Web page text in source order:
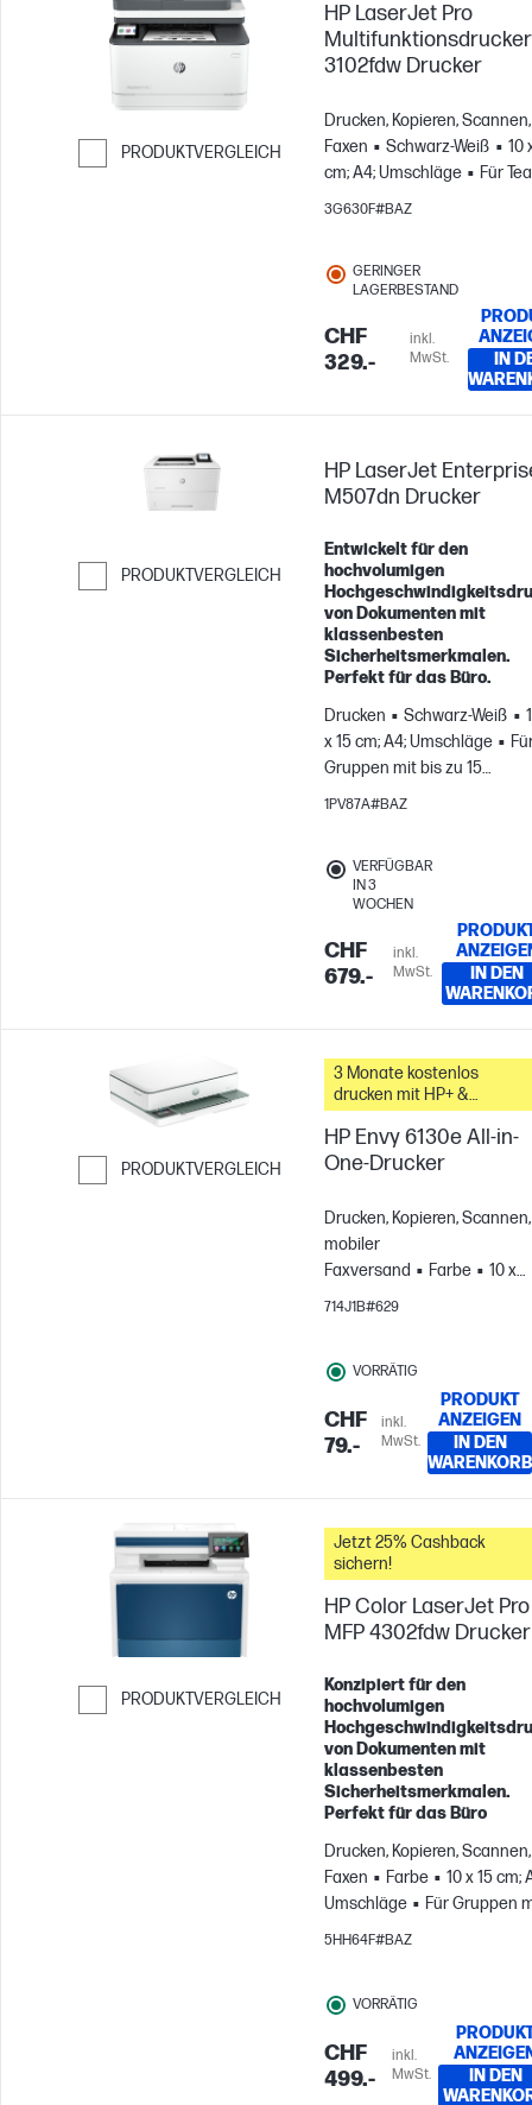
PRODUKTVERGLEICH
HP LaserJet Pro
Multifunktionsdrucker
3102fdw Drucker
Drucken, Kopieren, Scannen,
Faxen
Schwarz-Weiß
10
cm; A4; Umschläge
Für
mit bis zu 7 Benutzer:innen
3G630F#BAZ
GERINGER
LAGERBESTAND
CHF
329.-
inkl.
MwSt.
IN
PRODUKTVERGLEICH
Weiter zum Vergleichen
HP LaserJet
M507dn Drucker
Entwickelt für den
hochvolumigen
von Dokumenten mit
klassenbesten
Sicherheitsmerkmalen.
Perfekt für das Büro.
Drucken
Schwarz-Weiß
x 15 cm; A4; Umschläge
Gruppen mit bis zu 15
Benutzern; Druckt bis zu
1PV87A#BAZ
VERFÜGBAR
IN 3
WOCHEN
CHF
679.-
inkl.
MwSt.
IN DEN
PRODUKTVERGLEICH
3 Monate kostenlos
drucken mit HP+ &
Instant Ink
HP Envy 6130e All-in-
One-Drucker
Drucken, Kopieren, Scannen,
mobiler
Faxversand
Farbe
10 x
15 cm; A4; Umschläge; A5;
Benutzern; Druckt bis zu
100 Seiten pro Monat
714J1B#629
VORRÄTIG
CHF
79.-
inkl.
MwSt.
PRODUKT
ANZEIGEN
IN DEN
WARENKORB
PRODUKTVERGLEICH
Weiter zum Vergleichen
Jetzt 25% Cashback
sichern!
HP Color LaserJet Pro
MFP 4302fdw Drucker
Konzipiert für den
hochvolumigen
von Dokumenten mit
klassenbesten
Sicherheitsmerkmalen.
Perfekt für das Büro
Drucken, Kopieren, Scannen,
Faxen
Farbe
10 x 15 cm;
Umschläge
Für Gruppen
bis zu 10 Benutzern; Druckt
5HH64F#BAZ
VORRÄTIG
CHF
499.-
inkl.
MwSt.
IN DEN